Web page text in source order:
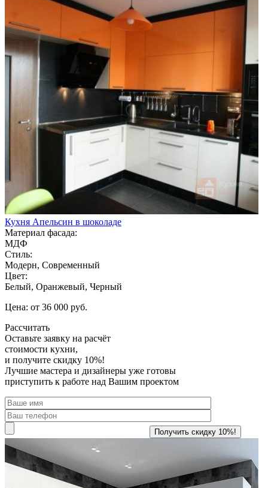
Кухня Апельсин в шоколаде
Материал фасада:
МДФ
Стиль:
Модерн, Современный
Цвет:
Белый, Оранжевый, Черный
Цена: от 36 000 руб.
Рассчитать
Оставьте заявку на расчёт
стоимости кухни,
и получите скидку 10%!
Лучшие мастера и дизайнеры уже готовы
приступить к работе над Вашим проектом